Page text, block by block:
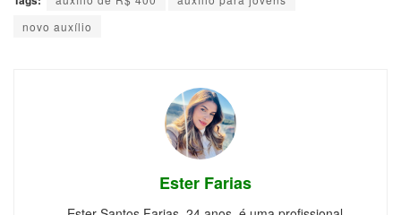
novo auxílio
Ester Farias